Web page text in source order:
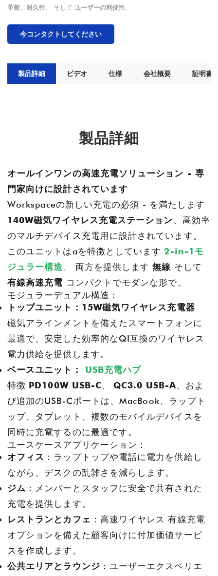
革新、耐久性、 そして ユーザーの利便性。
今コンタクトしてください
製品詳細 ビデオ 仕様 会社概要 証明書
製品詳細
オールインワンの高速充電ソリューション - 専
門家向けに設計されています
Workspaceの新しい充電の必須 - を満たします
140W磁気ワイヤレス充電ステーション、高効率
のマルチデバイス充電用に設計されています。
このユニットはaを特徴としています2-in-1モ
ジュラー構造、 両方を提供します無線 そして
有線高速充電 コンパクトでモダンな形で。
モジュラーデュアル構造：
トップユニット：15W磁気ワイヤレス充電器
磁気アラインメントを備えたスマートフォンに
最適で、安定した効率的なQI互換のワイヤレス
電力供給を提供します。
ベースユニット： USB充電ハブ
特徴 PD100W USB-C、QC3.0 USB-A、およ
び追加のUSB-Cポートは、MacBook、ラップト
ップ、タブレット、複数のモバイルデバイスを
同時に充電するのに最適です。
ユースケースアプリケーション：
オフィス ：ラップトップや電話に電力を供給し
ながら、デスクの乱雑さを減らします。
ジム ：メンバーとスタッフに安全で共有された
充電を提供します。
レストランとカフェ ：高速ワイヤレス 有線充電
オプションを備えた顧客向けに付加価値サービ
スを作成します。
公共エリアとラウンジ ：ユーザーエクスペリエ